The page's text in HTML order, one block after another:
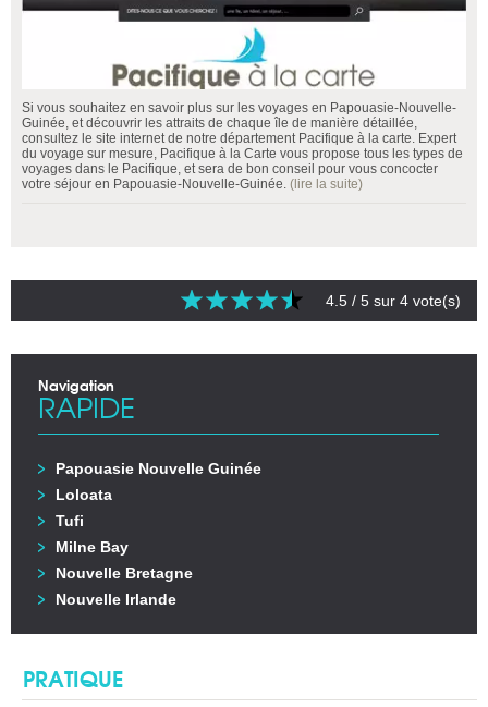
Si vous souhaitez en savoir plus sur les voyages en Papouasie-Nouvelle-
Guinée, et découvrir les attraits de chaque île de manière détaillée,
consultez le site internet de notre département Pacifique à la carte. Expert
du voyage sur mesure, Pacifique à la Carte vous propose tous les types de
voyages dans le Pacifique, et sera de bon conseil pour vous concocter
votre séjour en Papouasie-Nouvelle-Guinée. (lire la suite)
4.5 / 5 sur 4 vote(s)
Navigation
RAPIDE
Papouasie Nouvelle Guinée
Loloata
Tufi
Milne Bay
Nouvelle Bretagne
Nouvelle Irlande
PRATIQUE